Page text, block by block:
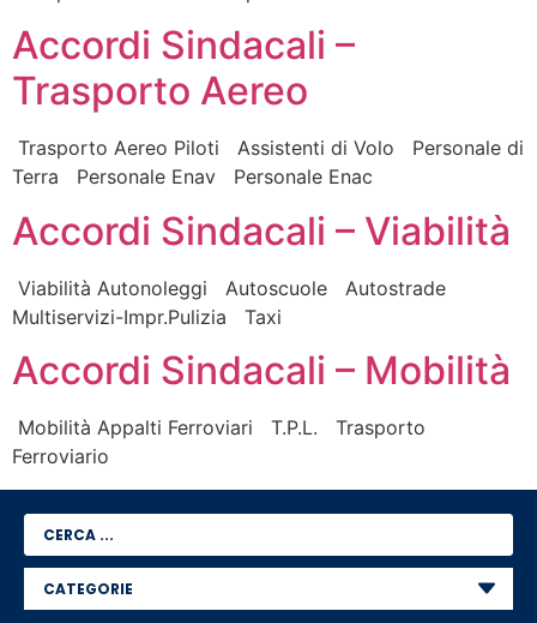
Accordi Sindacali –
Trasporto Aereo
Trasporto Aereo Piloti Assistenti di Volo Personale di
Terra Personale Enav Personale Enac
Accordi Sindacali – Viabilità
Viabilità Autonoleggi Autoscuole Autostrade
Multiservizi-Impr.Pulizia Taxi
Accordi Sindacali – Mobilità
Mobilità Appalti Ferroviari T.P.L. Trasporto
Ferroviario